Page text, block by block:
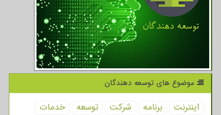
موضوع های توسعه دهندگان
اینترنت برنامه شركت توسعه
خدمات